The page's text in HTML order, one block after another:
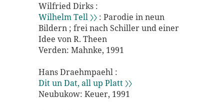
Wilfried Dirks :
Wilhelm Tell 〉〉 : Parodie in neun
Bildern ; frei nach Schiller und einer
Idee von R. Theen
Verden: Mahnke, 1991
Hans Draehmpaehl :
Dit un Dat, all up Platt 〉〉
Neubukow: Keuer, 1991